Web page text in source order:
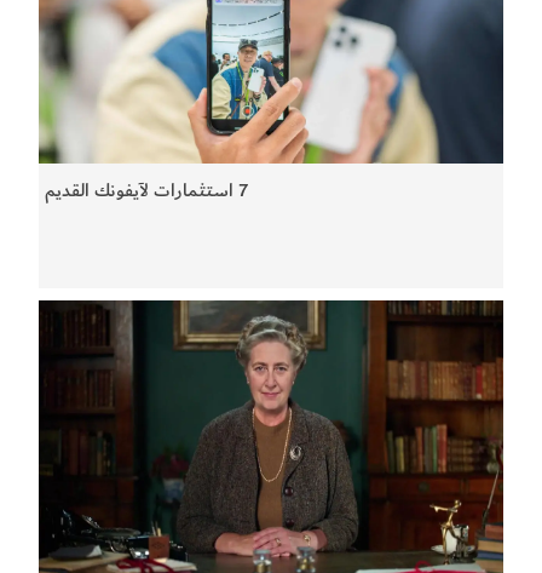
7 استثمارات لآيفونك القديم